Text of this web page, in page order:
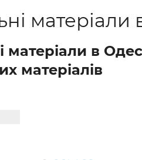
Фарби,
Медіа
Сипучі
цемент
матеріали
матеріали в
матеріалів